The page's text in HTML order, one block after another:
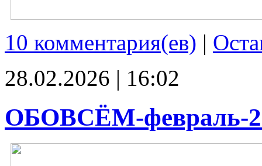
10 комментария(ев) |
28.02.2026 | 16:02
ОБОВСЁМ-февраль-